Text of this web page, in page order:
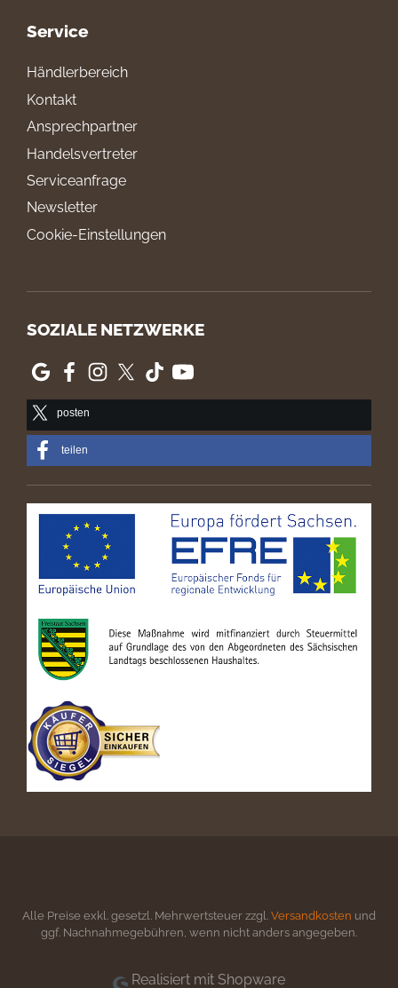
Service
Händlerbereich
Kontakt
Ansprechpartner
Handelsvertreter
Serviceanfrage
Newsletter
Cookie-Einstellungen
SOZIALE NETZWERKE
posten
teilen
Alle Preise exkl. gesetzl. Mehrwertsteuer zzgl. Versandkosten und
ggf. Nachnahmegebühren, wenn nicht anders angegeben.
Realisiert mit Shopware